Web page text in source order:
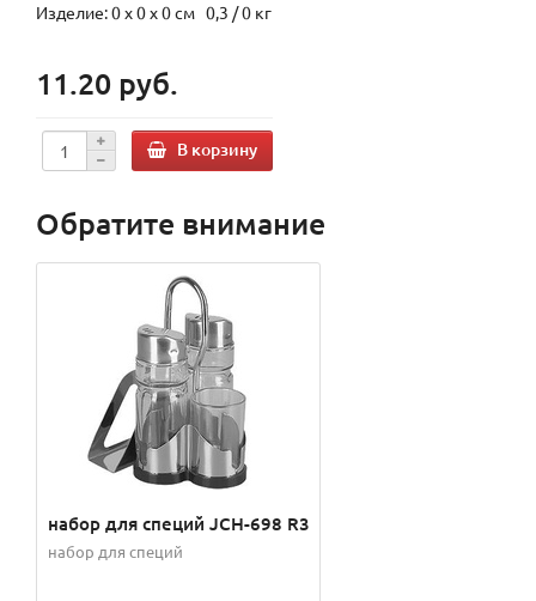
Изделие: 0 x 0 x 0 см 0,3 / 0 кг
11.20 руб.
В корзину
Обратите внимание
набор для специй JCH-698 R3
набор для специй